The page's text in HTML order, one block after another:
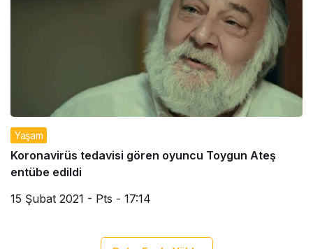
Yaşam
Koronavirüs tedavisi gören oyuncu Toygun Ateş
entübe edildi
15 Şubat 2021 - Pts - 17:14